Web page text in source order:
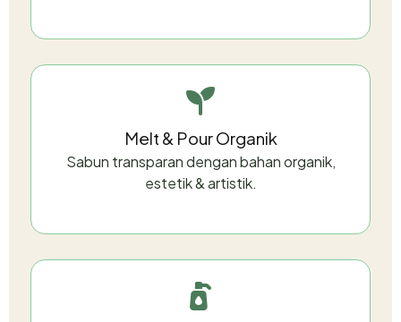
Melt & Pour Organik
Sabun transparan dengan bahan organik,
estetik & artistik.